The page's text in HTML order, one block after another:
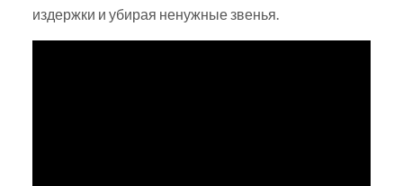
издержки и убирая ненужные звенья.